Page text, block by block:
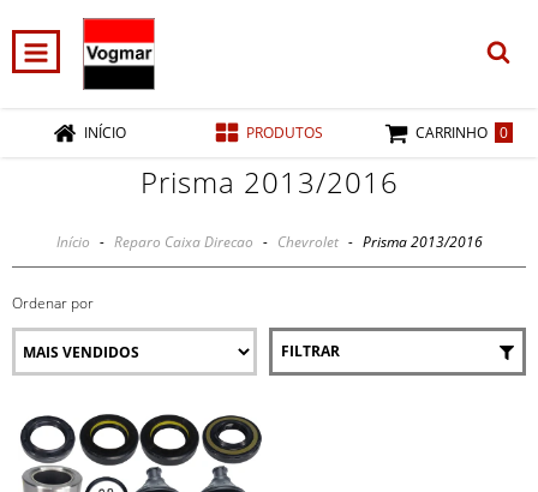
INÍCIO PRODUTOS CARRINHO 0
Prisma 2013/2016
Início - Reparo Caixa Direcao - Chevrolet - Prisma 2013/2016
Ordenar por
FILTRAR